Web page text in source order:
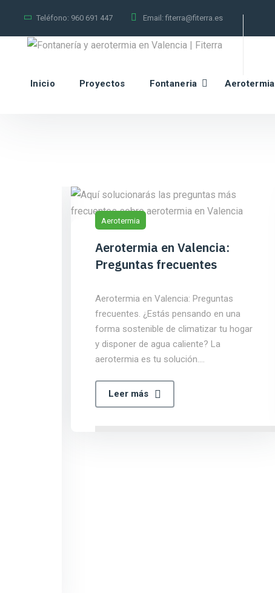
Teléfono: 960 691 447 Email: fiterra@fiterra.es
Inicio Proyectos Fontaneria Aerotermia
Aerotermia
Aerotermia en Valencia:
Preguntas frecuentes
Aerotermia en Valencia: Preguntas
frecuentes. ¿Estás pensando en una
forma sostenible de climatizar tu hogar
y disponer de agua caliente? La
aerotermia es tu solución.…
Leer más